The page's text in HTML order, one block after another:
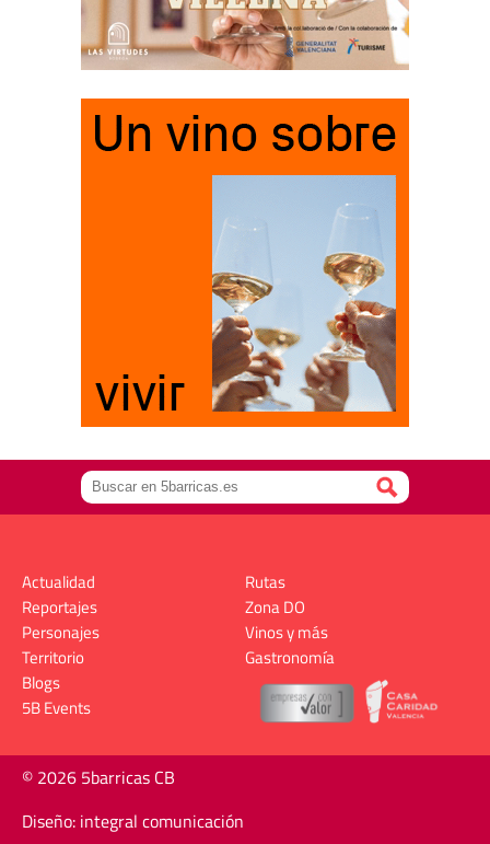
Actualidad
Reportajes
Personajes
Territorio
Rutas
Zona DO
Vinos y más
Gastronomía
Blogs
5B Events
© 2026 5barricas CB
Diseño: integral comunicación